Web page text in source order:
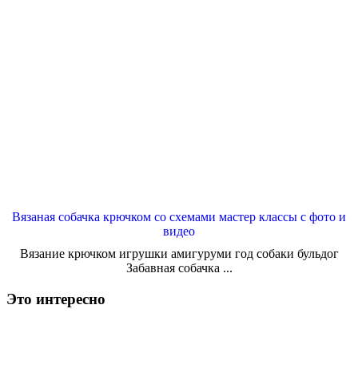
Вязаная собачка крючком со схемами мастер классы с фото и
видео
Вязание крючком игрушки амигуруми год собаки бульдог
Забавная собачка ...
Это интересно